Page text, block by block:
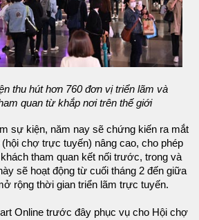
thu hút hơn 760 đơn vị triển lãm và
quan từ khắp nơi trên thế giới
sự kiện, năm nay sẽ chứng kiến ra mắt
chợ trực tuyến) nâng cao, cho phép
tham quan kết nối trước, trong và
sẽ hoạt động từ cuối tháng 2 đến giữa
rộng thời gian triển lãm trực tuyến.
Online trước đây phục vụ cho Hội chợ